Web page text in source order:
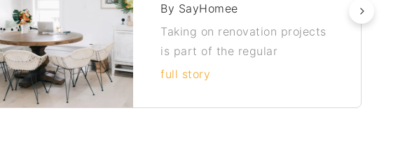
Foot Home
By SayHomee
Taking on renovation projects
is part of the regular
American daily life.
full story